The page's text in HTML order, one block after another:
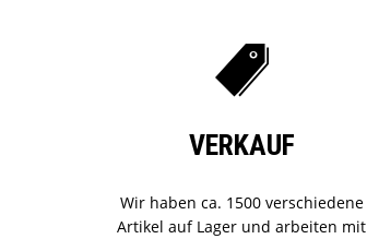
VERKAUF
Wir haben ca. 1500 verschiedene
Artikel auf Lager und arbeiten mit